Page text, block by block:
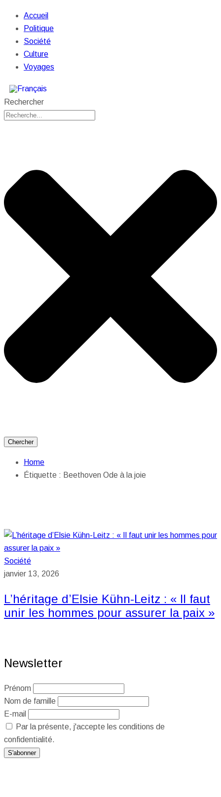
Accueil
Politique
Société
Culture
Voyages
Rechercher
Chercher
Home
Étiquette : Beethoven Ode à la joie
Société
janvier 13, 2026
L’héritage d’Elsie Kühn-Leitz : « Il faut
unir les hommes pour assurer la paix »
Newsletter
Prénom
Nom de famille
E-mail
Par la présente, j'accepte les conditions de
confidentialité.